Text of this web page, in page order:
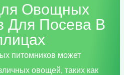
Овощных
Для Посева В
питомников может
овощей, таких как